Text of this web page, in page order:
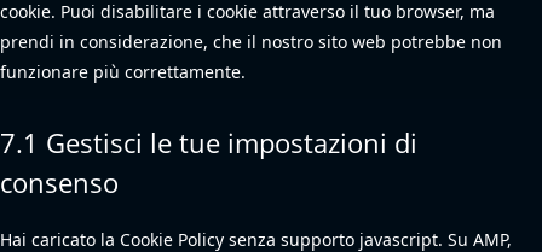
cookie. Puoi disabilitare i cookie attraverso il tuo browser, ma
prendi in considerazione, che il nostro sito web potrebbe non
funzionare più correttamente.
7.1 Gestisci le tue impostazioni di
consenso
Hai caricato la Cookie Policy senza supporto javascript. Su AMP,